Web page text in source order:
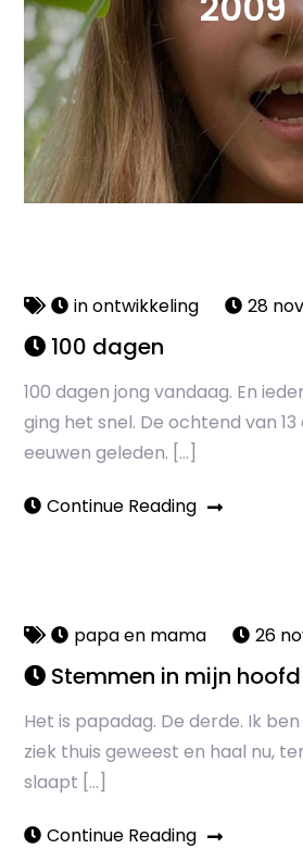
in ontwikkeling 28
100 dagen
100 dagen jong vandaag. En
ging het snel. De ochtend van 13
eeuwen geleden. […]
Continue Reading
papa en mama 26
Stemmen in mijn hoofd
Het is papadag. De derde. Ik
ziek thuis geweest en haal nu,
slaapt […]
Continue Reading